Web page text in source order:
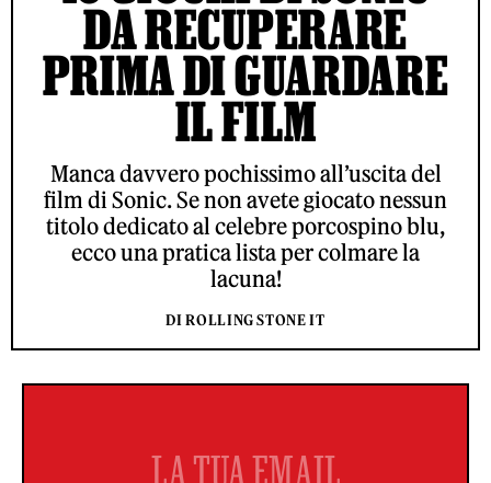
DA RECUPERARE
PRIMA DI GUARDARE
IL FILM
Manca davvero pochissimo all’uscita del
film di Sonic. Se non avete giocato nessun
titolo dedicato al celebre porcospino blu,
ecco una pratica lista per colmare la
lacuna!
DI ROLLING STONE IT